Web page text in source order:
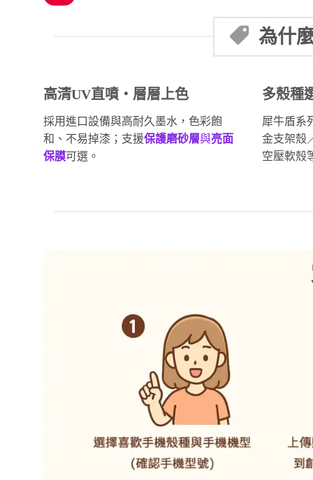
為什
高清UV直噴・層層上色
採用進口設備與高耐久墨水，色彩飽
和、不易掉漆；支援保護磨砂層與亮面
保膜可選。
多殼種
犀牛盾系
金支架殼
空壓軟殼